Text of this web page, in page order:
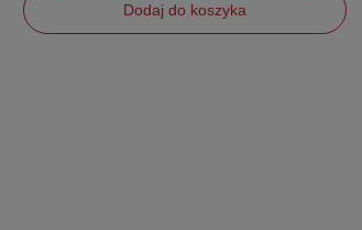
Dodaj do koszyka